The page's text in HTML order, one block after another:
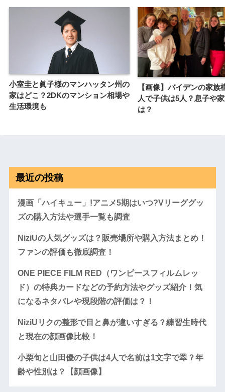
小室圭と眞子様のマンハッタン州の
家はどこ？2DKのマンション相場や
生活環境も
【画像】バイデンの家族
人で子供は5人？息子や
は？
最近の投稿
漫画「ハイキュー」!アニメ5期はいつ?Vリーググッ
ズの購入方法や選手一覧も調査
NiziUの人気グッズは？販売場所や購入方法まとめ！
ファンの評価も徹底調査！
ONE PIECE FILM RED（ワンピースフィルムレッ
ド）の特典カードなどの予約方法やグッズ紹介！気
になるネタバレや現段階の評価は？！
NiziUリクの整形で目と鼻が違いすぎる？練習生時代
と現在の顔画像比較！
小栗旬と山田優の子供は4人で名前は1文字で翠？年
齢や性別は？【顔画像】